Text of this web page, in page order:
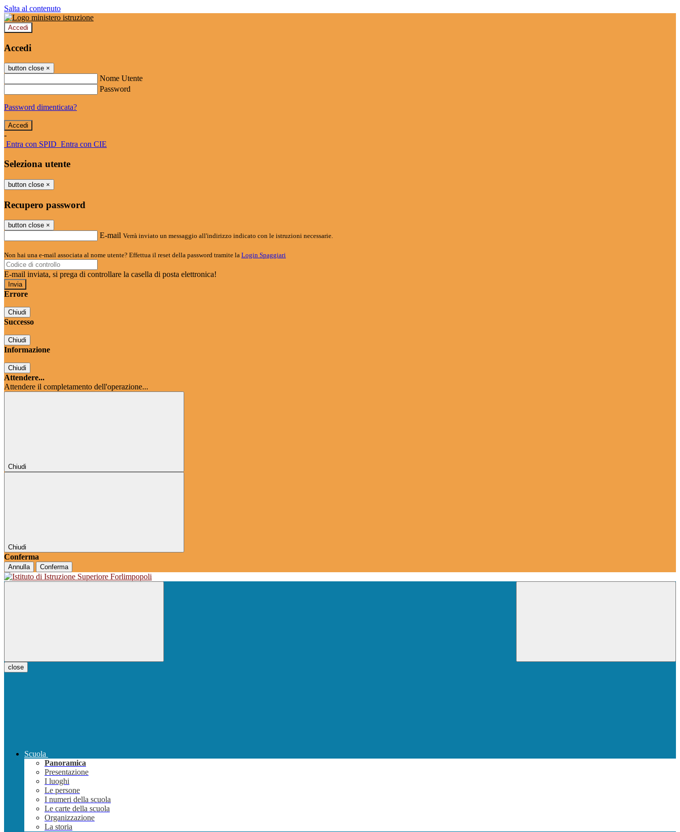
Salta al contenuto
Accedi
Accedi
button close ×
Nome Utente
Password
Password dimenticata?
-
Entra con SPID Entra con CIE
Seleziona utente
button close ×
Recupero password
button close ×
E-mail Verrà inviato un messaggio all'indirizzo indicato con le istruzioni necessarie.
Non hai una e-mail associata al nome utente? Effettua il reset della password tramite la Login Spaggiari
E-mail inviata, si prega di controllare la casella di posta elettronica!
Errore
Chiudi
Successo
Chiudi
Informazione
Chiudi
Attendere...
Attendere il completamento dell'operazione...
Chiudi
Chiudi
Conferma
Annulla Conferma
close
Scuola
Panoramica
Presentazione
I luoghi
Le persone
I numeri della scuola
Le carte della scuola
Organizzazione
La storia